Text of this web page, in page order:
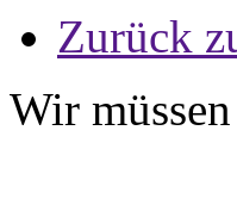
Zurück
Wir